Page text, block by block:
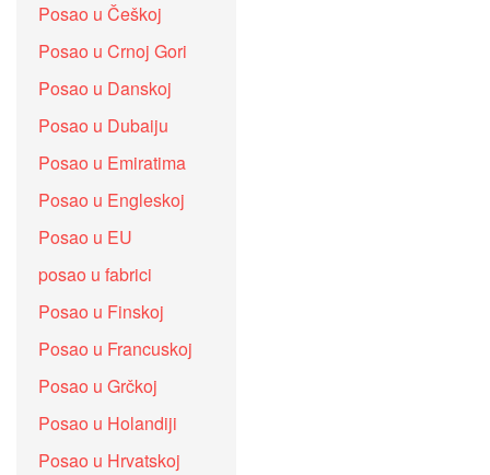
Posao u Češkoj
Posao u Crnoj Gori
Posao u Danskoj
Posao u Dubaiju
Posao u Emiratima
Posao u Engleskoj
Posao u EU
posao u fabrici
Posao u Finskoj
Posao u Francuskoj
Posao u Grčkoj
Posao u Holandiji
Posao u Hrvatskoj